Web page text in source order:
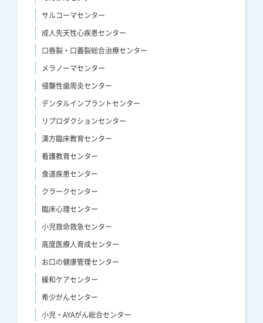
サルコーマセンター
成人先天性心疾患センター
口唇裂・口蓋裂総合治療センター
メラノーマセンター
侵襲性歯周炎センター
デンタルインプラントセンター
リプロダクションセンター
漢方臨床教育センター
看護教育センター
食道疾患センター
クラークセンター
臨床心理センター
小児救命救急センター
高度医療人育成センター
お口の健康管理センター
緩和ケアセンター
希少がんセンター
小児・AYAがん総合センター